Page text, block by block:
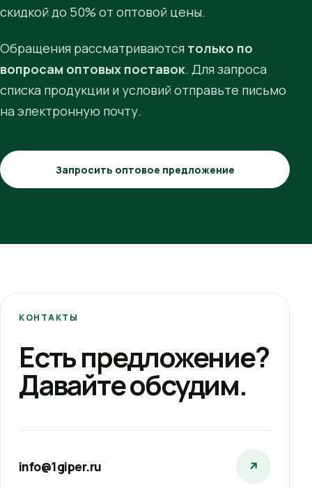
скидкой до 50% от оптовой цены.
Обращения рассматриваются только по
вопросам оптовых поставок. Для запроса
списка продукции и условий отправьте письмо
на электронную почту.
Запросить оптовое предложение
КОНТАКТЫ
Есть предложение?
Давайте обсудим.
info@1giper.ru ↗